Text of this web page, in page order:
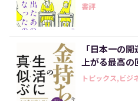
書評
「日本一の
上がる最高
トピックス,ビジ